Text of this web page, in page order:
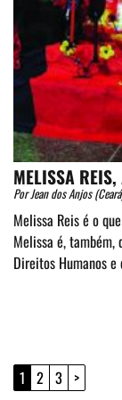
MELISSA
Por Jean dos Anjos
Melissa Reis é o
Melissa é, também,
Direitos Humanos e
1 2 3 >